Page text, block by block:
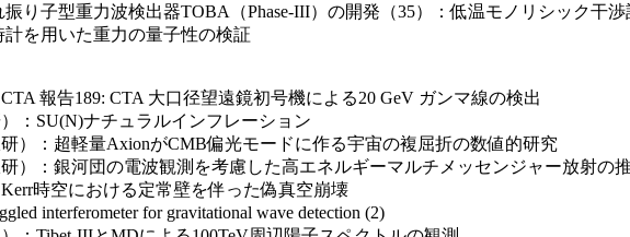
り子型重力波検出器TOBA（Phase-III）の開発（35）：低温モノリシック干渉
を用いた重力の量子性の検証
報告189: CTA 大口径望遠鏡初号機による20 GeV ガンマ線の検出
SU(N)ナチュラルインフレーション
：超軽量AxionがCMB偏光モードに作る宇宙の複屈折の数値的研究
：銀河団の電波観測を考慮した高エネルギーマルチメッセンジャー放射の
時空における定常壁を伴った偽真空崩壊
interferometer for gravitational wave detection (2)